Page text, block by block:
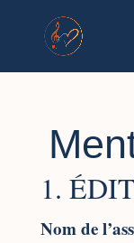
1.
Nom de